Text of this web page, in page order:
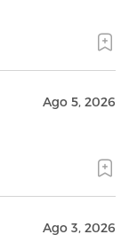
Ago 5, 2026
Ago 3, 2026